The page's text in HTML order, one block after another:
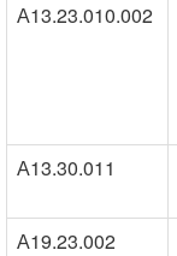
А13.23.010.002
А13.30.011
А19.23.002